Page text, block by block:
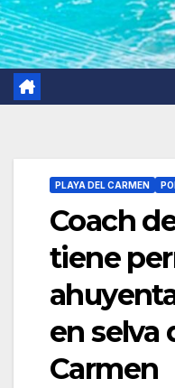
PLAYA DEL CARMEN
Coach
tiene
en selva
Carmen